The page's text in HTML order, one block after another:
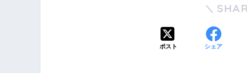
ポスト シェア